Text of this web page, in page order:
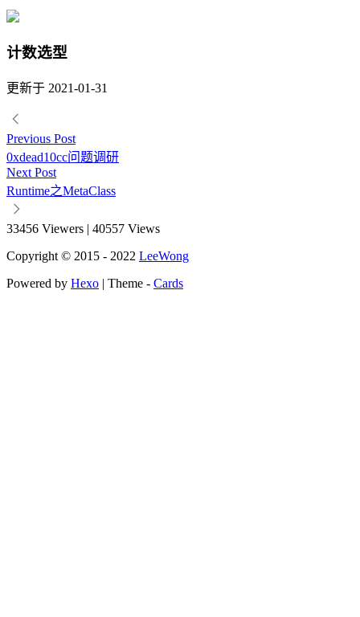
计数选型
更新于 2021-01-31
Previous Post
0xdead10cc问题调研
Next Post
Runtime之MetaClass
33456 Viewers | 40557 Views
Copyright © 2015 - 2022 LeeWong
Powered by Hexo | Theme - Cards